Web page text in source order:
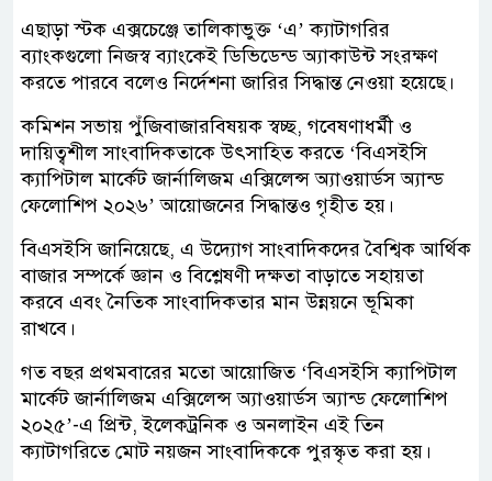
এছাড়া স্টক এক্সচেঞ্জে তালিকাভুক্ত ‘এ’ ক্যাটাগরির
ব্যাংকগুলো নিজস্ব ব্যাংকেই ডিভিডেন্ড অ্যাকাউন্ট সংরক্ষণ
করতে পারবে বলেও নির্দেশনা জারির সিদ্ধান্ত নেওয়া হয়েছে।
কমিশন সভায় পুঁজিবাজারবিষয়ক স্বচ্ছ, গবেষণাধর্মী ও
দায়িত্বশীল সাংবাদিকতাকে উৎসাহিত করতে ‘বিএসইসি
ক্যাপিটাল মার্কেট জার্নালিজম এক্সিলেন্স অ্যাওয়ার্ডস অ্যান্ড
ফেলোশিপ ২০২৬’ আয়োজনের সিদ্ধান্তও গৃহীত হয়।
বিএসইসি জানিয়েছে, এ উদ্যোগ সাংবাদিকদের বৈশ্বিক আর্থিক
বাজার সম্পর্কে জ্ঞান ও বিশ্লেষণী দক্ষতা বাড়াতে সহায়তা
করবে এবং নৈতিক সাংবাদিকতার মান উন্নয়নে ভূমিকা
রাখবে।
গত বছর প্রথমবারের মতো আয়োজিত ‘বিএসইসি ক্যাপিটাল
মার্কেট জার্নালিজম এক্সিলেন্স অ্যাওয়ার্ডস অ্যান্ড ফেলোশিপ
২০২৫’-এ প্রিন্ট, ইলেকট্রনিক ও অনলাইন এই তিন
ক্যাটাগরিতে মোট নয়জন সাংবাদিককে পুরস্কৃত করা হয়।